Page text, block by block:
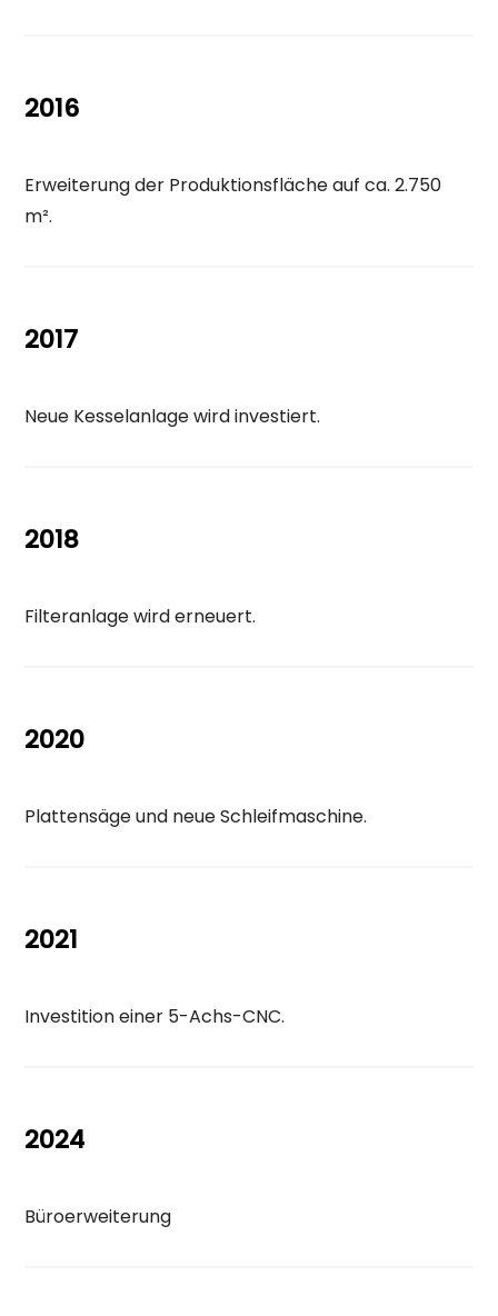
2016
Erweiterung der Produktionsfläche auf ca. 2.750
m².
2017
Neue Kesselanlage wird investiert.
2018
Filteranlage wird erneuert.
2020
Plattensäge und neue Schleifmaschine.
2021
Investition einer 5-Achs-CNC.
2024
Büroerweiterung